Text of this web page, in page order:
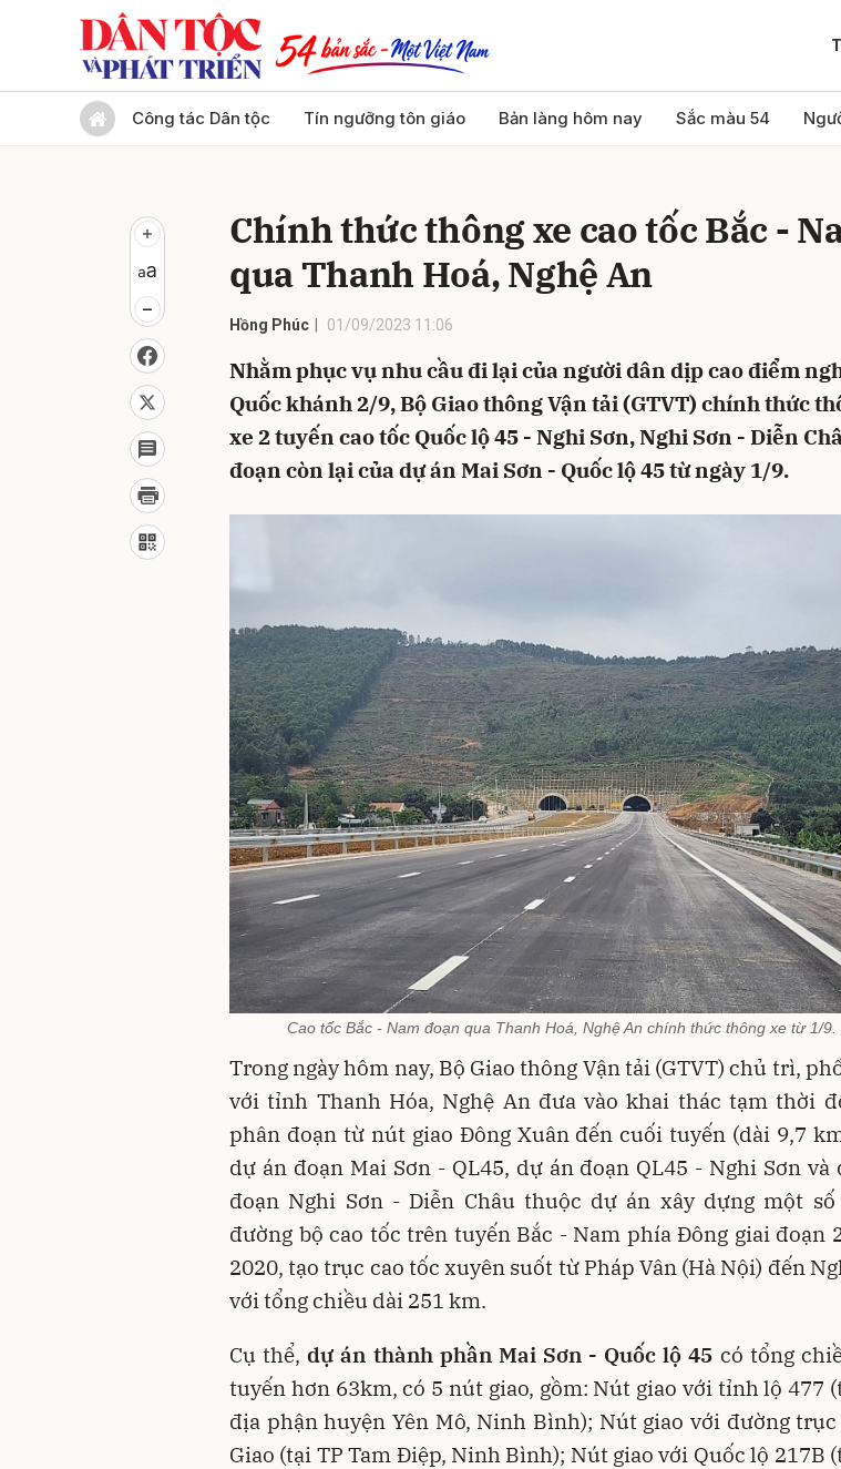
Công tác Dân tộc Tín ngưỡng tôn giáo Bản làng hôm nay Sắc màu 54
Chính thức thông xe cao tốc Bắc -
qua Thanh Hoá, Nghệ An
Hồng Phúc 01/09/2023 11:06
Nhằm phục vụ nhu cầu đi lại của người dân dịp cao điểm
Quốc khánh 2/9, Bộ Giao thông Vận tải (GTVT) chính thức
xe 2 tuyến cao tốc Quốc lộ 45 - Nghi Sơn, Nghi Sơn - Diễn
đoạn còn lại của dự án Mai Sơn - Quốc lộ 45 từ ngày 1/9.
Cao tốc Bắc - Nam đoạn qua Thanh Hoá, Nghệ An chính thức thông xe từ 1/9.
Trong ngày hôm nay, Bộ Giao thông Vận tải (GTVT) chủ trì,
với tỉnh Thanh Hóa, Nghệ An đưa vào khai thác tạm thời
phân đoạn từ nút giao Đông Xuân đến cuối tuyến (dài 9,7
dự án đoạn Mai Sơn - QL45, dự án đoạn QL45 - Nghi Sơn và
đoạn Nghi Sơn - Diễn Châu thuộc dự án xây dựng một số
đường bộ cao tốc trên tuyến Bắc - Nam phía Đông giai đoạn
2020, tạo trục cao tốc xuyên suốt từ Pháp Vân (Hà Nội) đến
với tổng chiều dài 251 km.
Cụ thể,dự án thành phần Mai Sơn - Quốc lộ 45 có tổng
tuyến hơn 63km, có 5 nút giao, gồm: Nút giao với tỉnh lộ 477
địa phận huyện Yên Mô, Ninh Bình); Nút giao với đường
Giao (tại TP Tam Điệp, Ninh Bình); Nút giao với Quốc lộ 217B
Gửi bình luận